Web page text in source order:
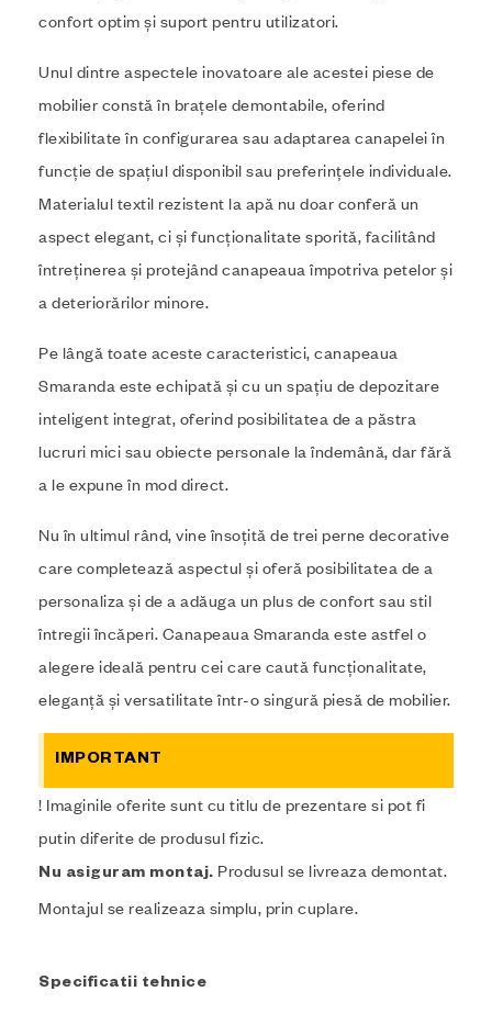
confort optim și suport pentru utilizatori.
Unul dintre aspectele inovatoare ale acestei piese de
mobilier constă în brațele demontabile, oferind
flexibilitate în configurarea sau adaptarea canapelei în
funcție de spațiul disponibil sau preferințele individuale.
Materialul textil rezistent la apă nu doar conferă un
aspect elegant, ci și funcționalitate sporită, facilitând
întreținerea și protejând canapeaua împotriva petelor și
a deteriorărilor minore.
Pe lângă toate aceste caracteristici, canapeaua
Smaranda este echipată și cu un spațiu de depozitare
inteligent integrat, oferind posibilitatea de a păstra
lucruri mici sau obiecte personale la îndemână, dar fără
a le expune în mod direct.
Nu în ultimul rând, vine însoțită de trei perne decorative
care completează aspectul și oferă posibilitatea de a
personaliza și de a adăuga un plus de confort sau stil
întregii încăperi. Canapeaua Smaranda este astfel o
alegere ideală pentru cei care caută funcționalitate,
eleganță și versatilitate într-o singură piesă de mobilier.
IMPORTANT
! Imaginile oferite sunt cu titlu de prezentare si pot fi
putin diferite de produsul fizic.
Nu asiguram montaj. Produsul se livreaza demontat.
Montajul se realizeaza simplu, prin cuplare.
Specificatii tehnice